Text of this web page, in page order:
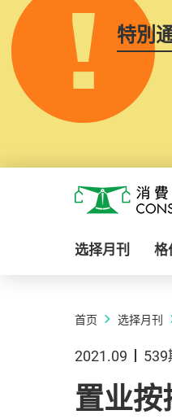
特別
消费者委员会
选择月刊 格
首页 选择月刊
2021.09 539
置业